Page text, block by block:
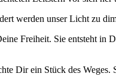
werden unser Licht zu
Freiheit. Sie entsteht in
Dir ein Stück des Weges.